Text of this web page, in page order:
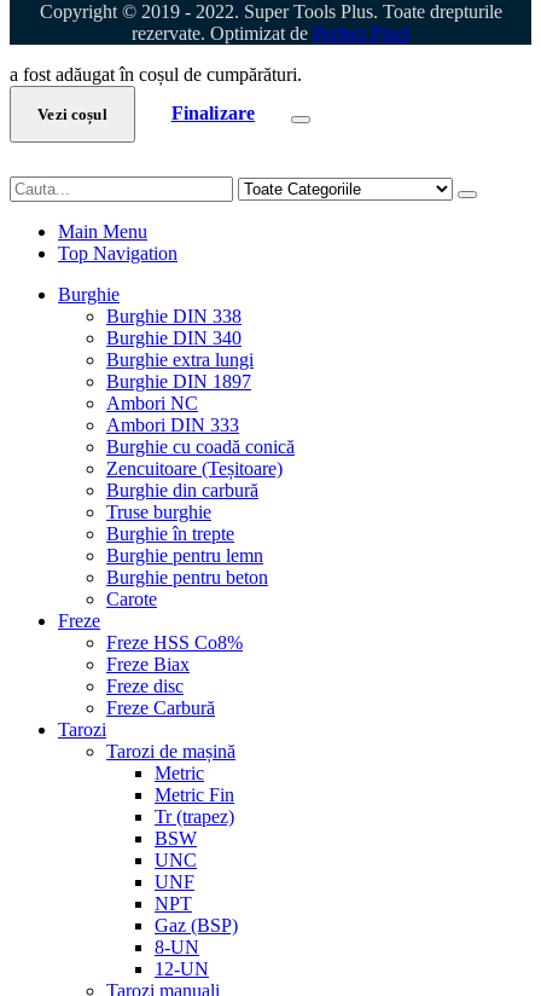
Copyright © 2019 - 2022. Super Tools Plus. Toate drepturile
rezervate. Optimizat de Perfect Pixel
a fost adăugat în coșul de cumpărături.
Vezi coșul Finalizare
Main Menu
Top Navigation
Burghie
Burghie DIN 338
Burghie DIN 340
Burghie extra lungi
Burghie DIN 1897
Ambori NC
Ambori DIN 333
Burghie cu coadă conică
Zencuitoare (Teșitoare)
Burghie din carbură
Truse burghie
Burghie în trepte
Burghie pentru lemn
Burghie pentru beton
Carote
Freze
Freze HSS Co8%
Freze Biax
Freze disc
Freze Carbură
Tarozi
Tarozi de mașină
Metric
Metric Fin
Tr (trapez)
BSW
UNC
UNF
NPT
Gaz (BSP)
8-UN
12-UN
Tarozi manuali